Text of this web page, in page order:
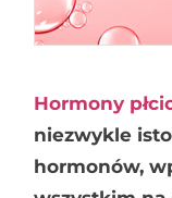
Hormony
niezwykle
hormonów,